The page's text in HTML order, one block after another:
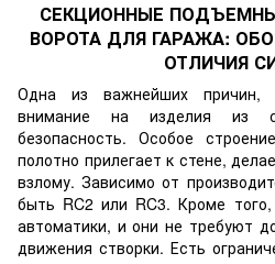
СЕКЦИОННЫЕ
ВОРОТА ДЛЯ ГАРАЖА:
ОТЛИЧИЯ
Одна из важнейших причин,
внимание на изделия из
безопасность. Особое
полотно прилегает к стене,
взлому. Зависимо от
быть RC2 или RC3. Кроме
автоматики, и они не требуют
движения створки. Есть